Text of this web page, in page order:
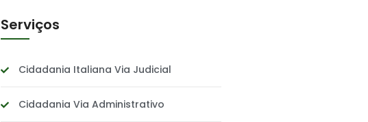
Serviços
Cidadania Italiana Via Judicial
Cidadania Via Administrativo